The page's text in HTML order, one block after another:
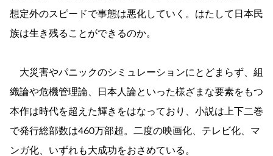
想定外のスピードで事態は悪化していく。はたして日本民
族は生き残ることができるのか。
大災害やパニックのシミュレーションにとどまらず、組
織論や危機管理論、日本人論といった様ざまな要素をもつ
本作は時代を超えた輝きをはなっており、小説は上下二巻
で発行総部数は460万部超。二度の映画化、テレビ化、マ
ンガ化、いずれも大成功をおさめている。